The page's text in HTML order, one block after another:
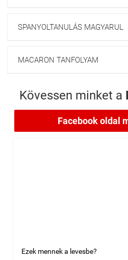
SPANYOLTANULÁS MAGYARUL
MACARON TANFOLYAM
Kövessen minket a
Facebook oldal
Ezek mennek a levesbe?